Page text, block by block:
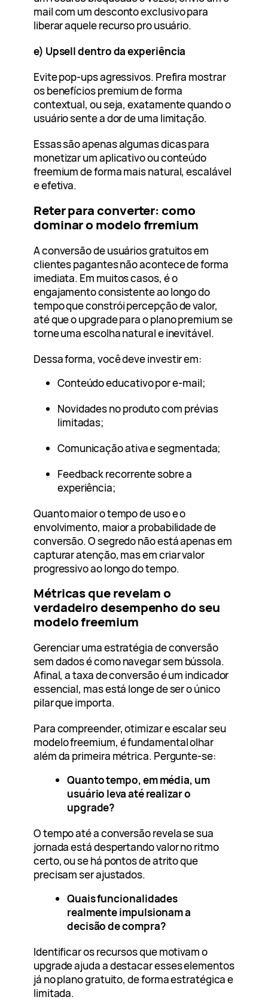
mail com um desconto exclusivo para
liberar aquele recurso pro usuário.
e) Upsell dentro da experiência
Evite pop-ups agressivos. Prefira mostrar
os benefícios premium de forma
contextual, ou seja, exatamente quando o
usuário sente a dor de uma limitação.
Essas são apenas algumas dicas para
monetizar um aplicativo ou conteúdo
freemium de forma mais natural, escalável
e efetiva.
Reter para converter: como
dominar o modelo frremium
A conversão de usuários gratuitos em
clientes pagantes não acontece de forma
imediata. Em muitos casos, é o
engajamento consistente ao longo do
tempo que constrói percepção de valor,
até que o upgrade para o plano premium se
torne uma escolha natural e inevitável.
Dessa forma, você deve investir em:
Conteúdo educativo por e-mail;
Novidades no produto com prévias
limitadas;
Comunicação ativa e segmentada;
Feedback recorrente sobre a
experiência;
Quanto maior o tempo de uso e o
envolvimento, maior a probabilidade de
conversão. O segredo não está apenas em
capturar atenção, mas em criar valor
progressivo ao longo do tempo.
Métricas que revelam o
verdadeiro desempenho do seu
modelo freemium
Gerenciar uma estratégia de conversão
sem dados é como navegar sem bússola.
Afinal, a taxa de conversão é um indicador
essencial, mas está longe de ser o único
pilar que importa.
Para compreender, otimizar e escalar seu
modelo freemium, é fundamental olhar
além da primeira métrica. Pergunte-se:
Quanto tempo, em média, um
usuário leva até realizar o
upgrade?
O tempo até a conversão revela se sua
jornada está despertando valor no ritmo
certo, ou se há pontos de atrito que
precisam ser ajustados.
Quais funcionalidades
realmente impulsionam a
decisão de compra?
Identificar os recursos que motivam o
upgrade ajuda a destacar esses elementos
já no plano gratuito, de forma estratégica e
limitada.